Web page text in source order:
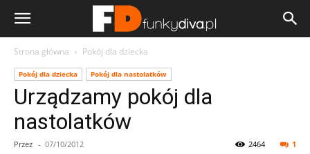
Strona główna Pokój dla dziecka
Pokój dla dziecka Pokój dla nastolatków
Urządzamy pokój dla
nastolatków
Przez - 07/10/2012 1
2464